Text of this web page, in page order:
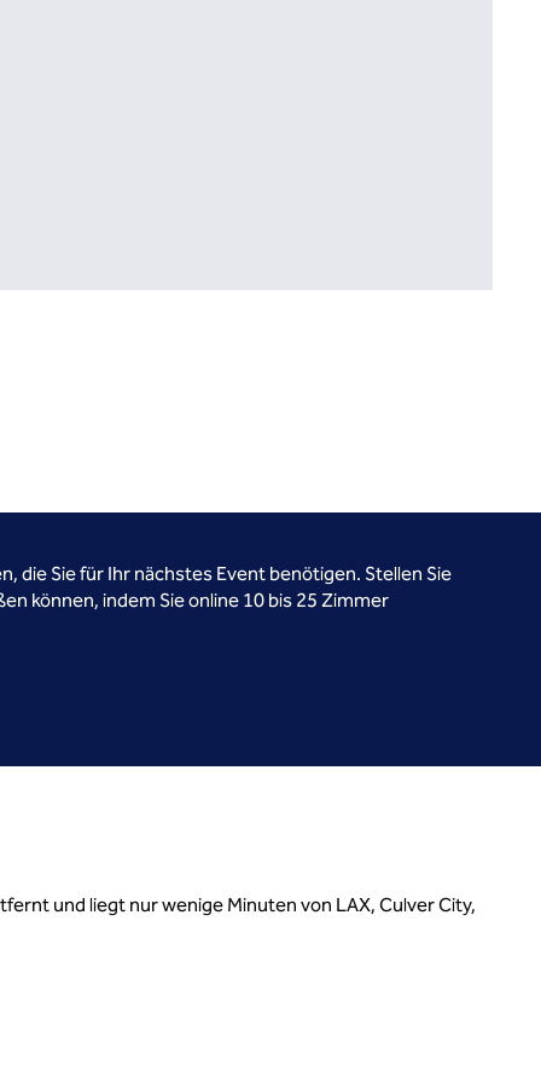
die Sie für Ihr nächstes Event benötigen. Stellen Sie
können, indem Sie online 10 bis 25 Zimmer
und liegt nur wenige Minuten von LAX, Culver City,